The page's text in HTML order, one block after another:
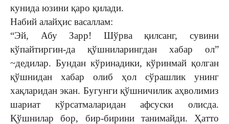
кунида юзини қаро қилади.
Набий алайҳис васаллам:
“Эй, Абу Зарр! Шўрва қилсанг, сувини
кўпайтиргин-да қўшниларингдан хабар ол”
~дедилар. Бундан кўринадики, кўринмай қолган
қўшнидан хабар олиб ҳол сўрашлик унинг
хақларидан экан. Бугунги қўшничилик аҳволимиз
шариат кўрсатмаларидан афсуски олисда.
Қўшнилар бор, бир-бирини танимайди. Ҳатто